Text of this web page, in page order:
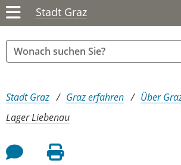
Stadt Graz
Sie sind hier:
Stadt Graz Graz erfahren
Über
Lager Liebenau
Feedback an Autor
Seite drucken